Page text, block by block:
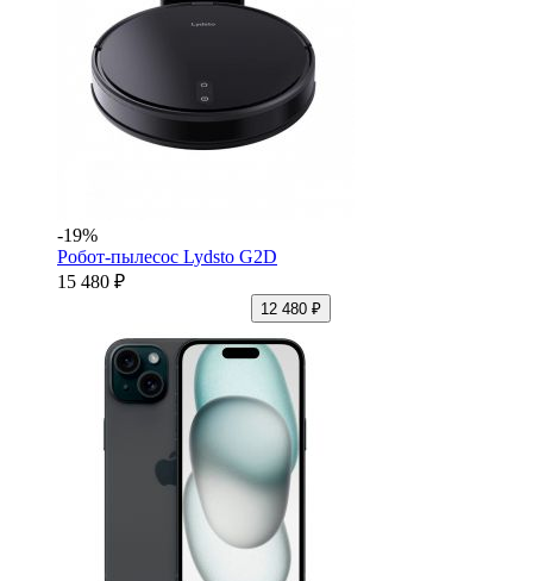
-19%
Робот-пылесос Lydsto G2D
15 480 ₽
12 480 ₽